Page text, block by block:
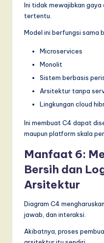
Ini tidak mewajibkan
tertentu.
Model ini berfungsi sama
Microservices
Monolit
Sistem berbasis
Arsitektur tanpa
Lingkungan cloud
Ini membuat C4 dapat
maupun platform skala
Manfaat 6:
Bersih dan
Arsitektur
Diagram C4
jawab, dan interaksi.
Akibatnya, proses